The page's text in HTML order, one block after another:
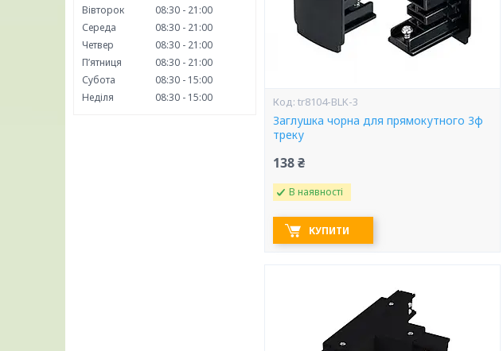
Вівторок
08:30
21:00
Середа
08:30
21:00
Четвер
08:30
21:00
Пʼятниця
08:30
21:00
Субота
08:30
15:00
Неділя
08:30 15:00 tr8104-BLK-3
Заглушка чорна для прямокутного 3ф
треку
138 ₴
В наявності
КУПИТИ